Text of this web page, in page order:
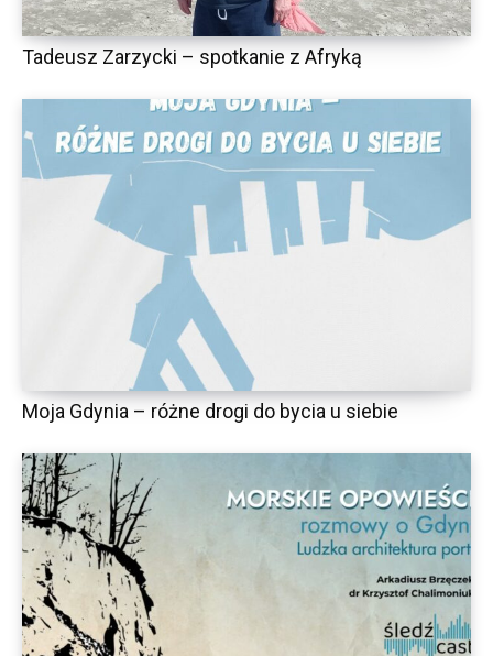
Tadeusz Zarzycki – spotkanie z Afryką
Moja Gdynia – różne drogi do bycia u siebie